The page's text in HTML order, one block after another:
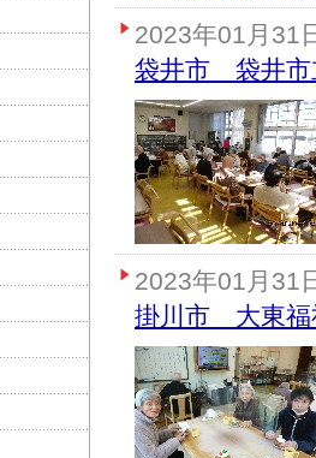
2023年01月31
袋井市 袋井市
2023年01月31
掛川市 大東福